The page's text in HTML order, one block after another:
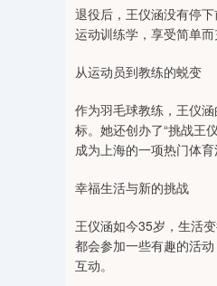
退役后，王仪涵没有停
运动训练学，享受简单
从运动员到教练的蜕变
作为羽毛球教练，王仪
标。她还创办了“挑战王
成为上海的一项热门体
幸福生活与新的挑战
王仪涵如今35岁，生活
都会参加一些有趣的活
互动。